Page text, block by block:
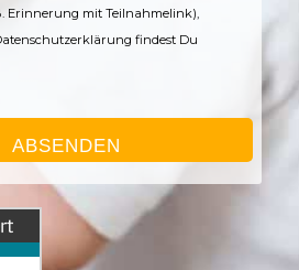
Erinnerung mit Teilnahmelink),
findest Du